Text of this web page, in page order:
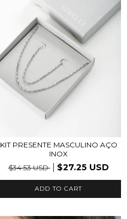
KIT PRESENTE MASCULINO AÇO
INOX
$34.53 USD
$27.25 USD